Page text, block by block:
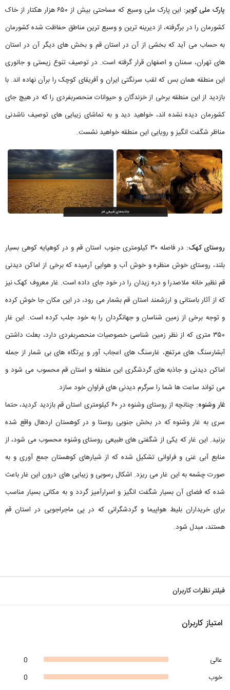
پارک ملی کویر:
این پارک ملی وسیع که مساحتی بیش از ۶۵۰ هزار هکتار از خاک
کشورمان را در برگرفته، از دیرینه ترین و وسیع ترین مناطق حفاظت شده کشورمان
به حساب می آید که بخشی از آن در استان قم و بخش های دیگر آن در استان
های تهران، سمنان و اصفهان قرار گرفته است. در توصیف تنوع زیستی و جانوری
این منطقه همان بس که لقب سرنگتی ایران و آفریقای کوچک را برآن نهاده اند. با
بازدید از این منطقه برخی از خزندگان و حیوانات منحصربفردی را که در هیچ جای
کشورمان دیده نشده اند، خواهید دید و به تماشای زیبایی های توصیف ناشدنی
مناظر شگفت انگیز و رویایی این منطقه خواهید نشست.
روستای کهک:
در فاصله ۳۰ کیلومتری جنوب استان قم و در کوهپایه کوهی بسیار
بلند، روستای خوش منظره و خوش آب و هوایی آرمیده که برخی از اماکن دیدنی
قم نظیر خانه ملاصدرا و دره زیدان را در خود جای داده است. غار معروف کهک نیز
که از آثار باستانی و ارزشمند استان قم بشمار می رود، در این مکان جا خوش کرده
و توجه برخی از زمین شناسان و جهانگردان را به خود جلب کرده است. این غار
۳۵۰ متری که از نظر زمین شناسی خصوصیات منحصربفردی دارد، بعلت داشتن
آبشارسنگ های مرتفع، غارسنگ های اعجاب آور و پرتگاه های بی شمار از جمله
اماکن دیدنی و جاذبه های گردشگری این منطقه و استان قم محسوب می شود و
می تواند ساعت ها شما را سرگرم دیدنی های فراوان خود سازد.
غار وشنوه:
چنانچه از روستای وشنوه در ۶۰ کیلومتری استان قم بازدید کردید، حتما
سری به غار وشنوه که در بخش جنوبی روستا و در کوهستان اردهال واقع شده
بزنید. این غار که یکی از شگفتی های طبیعی روستای وشنوه محسوب می شود، از
منابع آبی غنی و فراوانی تشکیل شده که از شیارهای کوهستان جمع آوری و به
صورت چشمه به این غار می ریزد. اشکال رسوبی و زیبایی های درون این غار باعث
شده که فضای آن بسیار شگفت انگیز و اسرارآمیز گردد و به مکانی بسیار مناسب
برای خریداران بلیط هواپیما و گردشگرانی که در پی ماجراجویی در استان قم
هستند، مبدل شود.
فیلتر نظرات کاربران
امتیاز کاربران
0
عالی
0
خوب